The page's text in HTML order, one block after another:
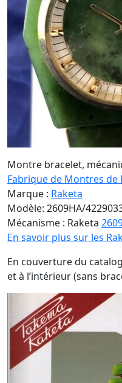
Montre bracelet,
Fabrique de Montres de
Marque : Raketa
Modèle: 2609HA/
Mécanisme : Raketa
En savoir plus sur les
En couverture du
et à l’intérieur (sans